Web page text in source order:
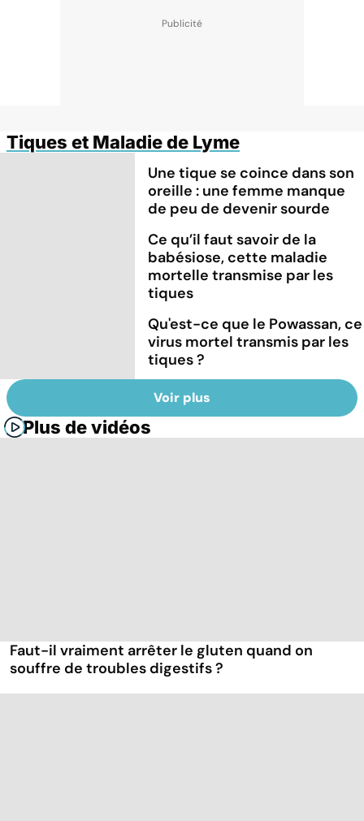
Tiques et Maladie de Lyme
Une tique se coince dans son
oreille : une femme manque
de peu de devenir sourde
Ce qu’il faut savoir de la
babésiose, cette maladie
mortelle transmise par les
tiques
Qu'est-ce que le Powassan, ce
virus mortel transmis par les
tiques ?
Voir plus
Plus de vidéos
Faut-il vraiment arrêter le gluten quand on
souffre de troubles digestifs ?